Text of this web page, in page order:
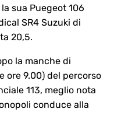
sua Puegeot 106
SR4 Suzuki di
20,5.
la manche di
ore 9.00) del percorso
113, meglio nota
conduce alla